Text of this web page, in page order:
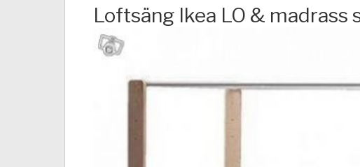
Loftsäng Ikea LO & madrass